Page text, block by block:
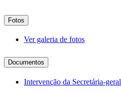
Fotos
Ver galeria de fotos
Documentos
Intervenção da Secretária-geral